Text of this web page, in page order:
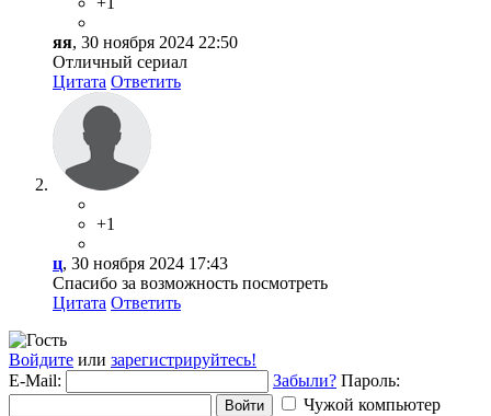
яя, 30 ноября 2024 22:50
Отличный сериал
Цитата Ответить
+1
ц, 30 ноября 2024 17:43
Спасибо за возможность посмотреть
Цитата Ответить
Войдите или зарегистрируйтесь!
E-Mail:
Забыли? Пароль:
Войти
Чужой компьютер